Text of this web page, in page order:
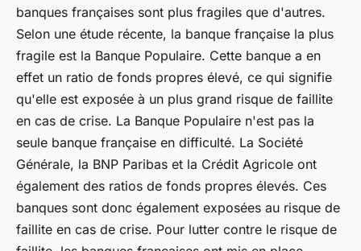
banques françaises sont plus fragiles que d'autres.
Selon une étude récente, la banque française la plus
fragile est la Banque Populaire. Cette banque a en
effet un ratio de fonds propres élevé, ce qui signifie
qu'elle est exposée à un plus grand risque de faillite
en cas de crise. La Banque Populaire n'est pas la
seule banque française en difficulté. La Société
Générale, la BNP Paribas et la Crédit Agricole ont
également des ratios de fonds propres élevés. Ces
banques sont donc également exposées au risque de
faillite en cas de crise. Pour lutter contre le risque de